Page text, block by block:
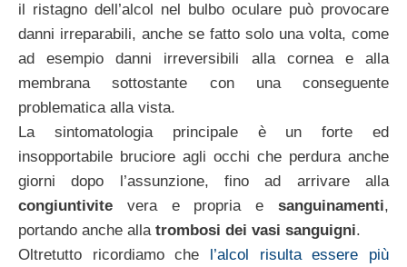
il ristagno dell’alcol nel bulbo oculare può provocare
danni irreparabili, anche se fatto solo una volta, come
ad esempio danni irreversibili alla cornea e alla
membrana sottostante con una conseguente
problematica alla vista.
La sintomatologia principale è un forte ed
insopportabile bruciore agli occhi che perdura anche
giorni dopo l’assunzione, fino ad arrivare alla
congiuntivite vera e propria e sanguinamenti,
portando anche alla trombosi dei vasi sanguigni.
Oltretutto ricordiamo che
l’alcol risulta essere più